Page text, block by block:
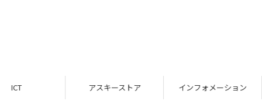
ICT アスキーストア インフォメーション